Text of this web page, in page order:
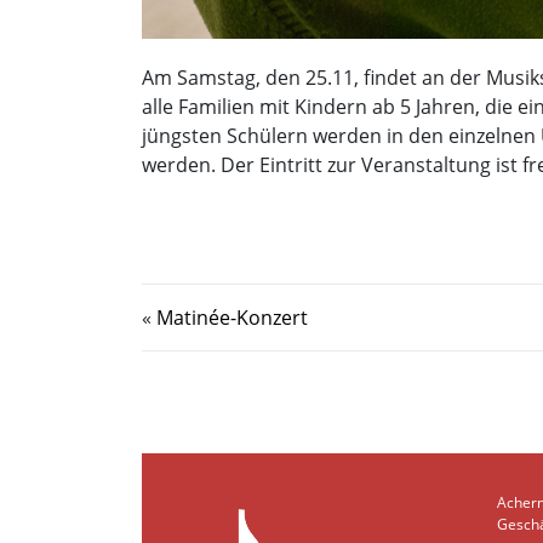
Am Samstag, den 25.11, findet an der
alle Familien mit Kindern ab 5 Jahren, die
jüngsten Schülern werden in den
werden. Der Eintritt zur Veranstaltung ist
« Matinée-Konzert